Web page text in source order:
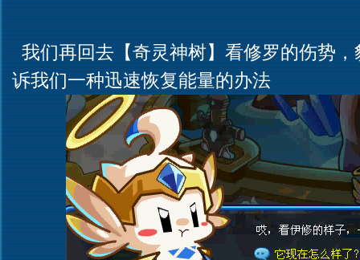
我们再回去【奇灵神树】看修罗的伤势
诉我们一种迅速恢复能量的办法